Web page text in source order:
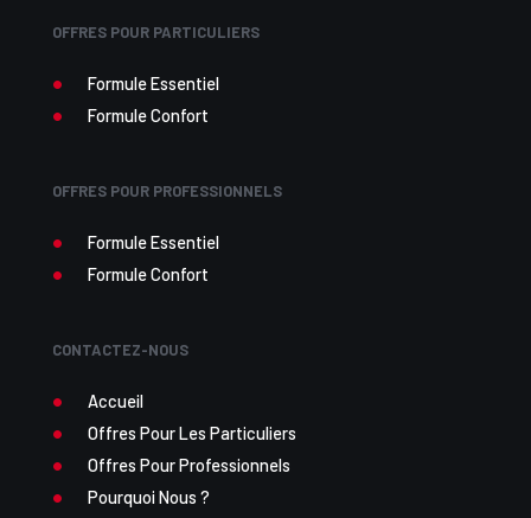
OFFRES POUR PARTICULIERS
Formule Essentiel
Formule Confort
OFFRES POUR PROFESSIONNELS
Formule Essentiel
Formule Confort
CONTACTEZ-NOUS
Accueil
Offres Pour Les Particuliers
Offres Pour Professionnels
Pourquoi Nous ?